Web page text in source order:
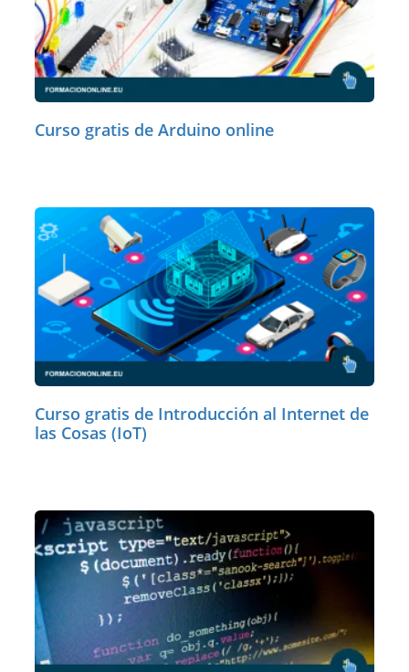
Curso gratis de Arduino online
Curso gratis de Introducción al Internet de
las Cosas (IoT)